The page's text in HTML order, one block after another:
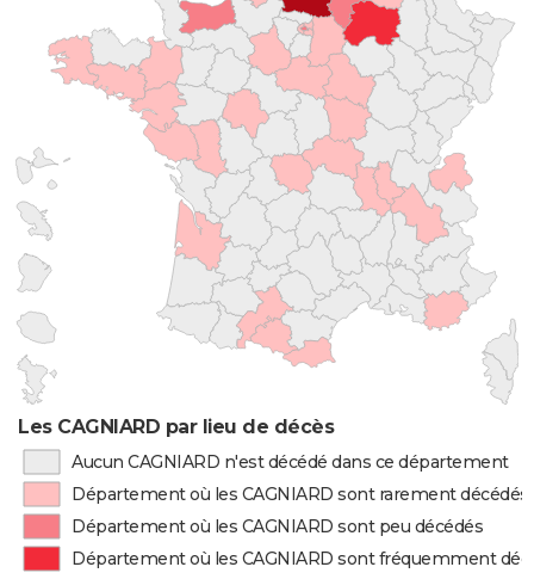
Les CAGNIARD par lieu de décès
Aucun CAGNIARD n'est décédé dans ce département
Département où les CAGNIARD sont rarement décédés
Département où les CAGNIARD sont peu décédés
Département où les CAGNIARD sont fréquemment